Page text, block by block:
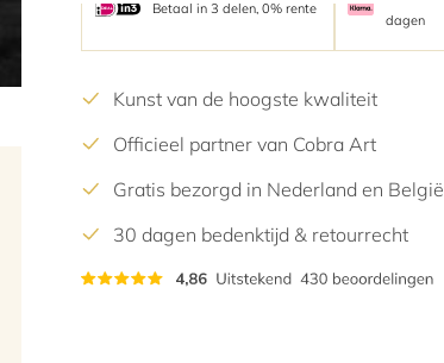
Betaal in 3 delen, 0% rente
dagen
Kunst van de hoogste kwaliteit
Officieel partner van Cobra Art
Gratis bezorgd in Nederland en België
30 dagen bedenktijd & retourrecht